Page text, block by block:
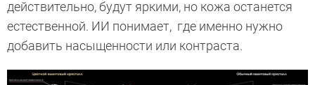
действительно, будут яркими, но кожа останется
естественной. ИИ понимает, где именно нужно
добавить насыщенности или контраста.